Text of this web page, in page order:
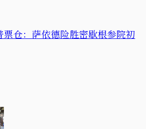
票仓：萨依德险胜密歇根参院初